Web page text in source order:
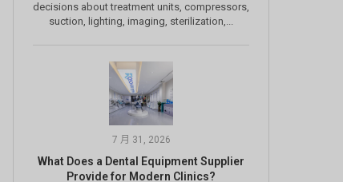
decisions about treatment units, compressors,
suction, lighting, imaging, sterilization,...
7 月 31, 2026
What Does a Dental Equipment Supplier
Provide for Modern Clinics?